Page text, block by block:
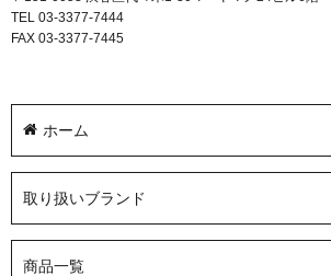
TEL 03-3377-7444
FAX 03-3377-7445
ホーム
取り扱いブランド
商品一覧